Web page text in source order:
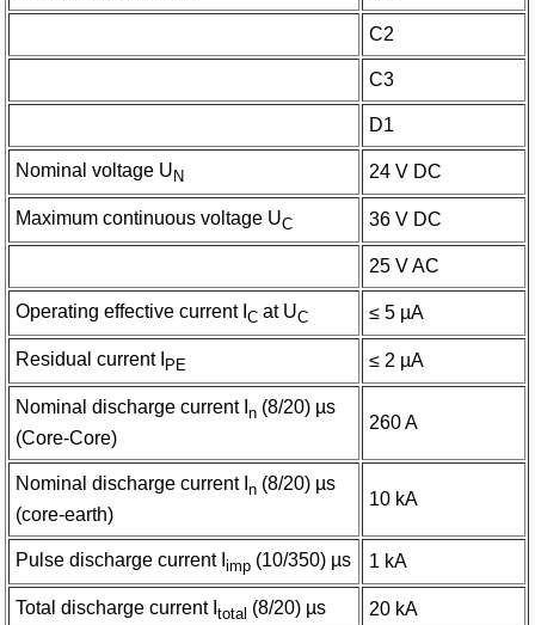
C2
C3
D1
Nominal voltage U N 24 V DC
Maximum continuous voltage UC 36 V DC
25 V AC
Operating effective current IC at UC ≤ 5 µA
Residual current I PE ≤ 2 µA
Nominal discharge current In (8/20) µs
(Core-Core)
260 A
Nominal discharge current In (8/20) µs
(core-earth)
10 kA
Pulse discharge current Iimp (10/350) µs 1 kA
Total discharge current Itotal (8/20) µs 20 kA